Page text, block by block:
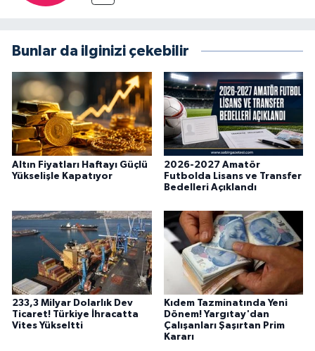
Bunlar da ilginizi çekebilir
Altın Fiyatları Haftayı Güçlü
Yükselişle Kapatıyor
2026-2027 Amatör
Futbolda Lisans ve Transfer
Bedelleri Açıklandı
233,3 Milyar Dolarlık Dev
Ticaret! Türkiye İhracatta
Vites Yükseltti
Kıdem Tazminatında Yeni
Dönem! Yargıtay'dan
Çalışanları Şaşırtan Prim
Kararı